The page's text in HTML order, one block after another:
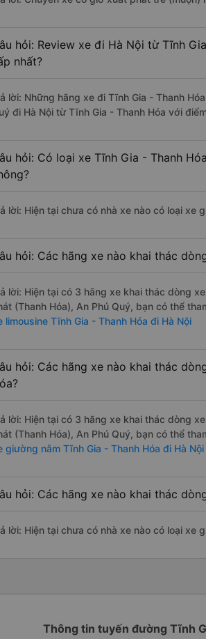
hỏi: Review xe đi Hà Nội từ Tĩnh
nhất?
lời: Những hãng xe đi Tĩnh Gia - Thanh
đi Hà Nội từ Tĩnh Gia - Thanh Hóa với
hỏi: Có loại xe Tĩnh Gia - Thanh
lời: Hiện tại chưa có nhà xe nào có loại xe
hỏi: Các hãng xe nào khai thác
lời: Hiện tại có 3 hãng xe khai thác dòng
(Thanh Hóa), An Phú Quý, bạn có thể
limousine Tĩnh Gia - Thanh Hóa đi Hà Nội
hỏi: Các hãng xe nào khai thác
lời: Hiện tại có 3 hãng xe khai thác dòng
(Thanh Hóa), An Phú Quý, bạn có thể
giường nằm Tĩnh Gia - Thanh Hóa đi Hà Nội
hỏi: Các hãng xe nào khai thác
lời: Hiện tại chưa có nhà xe nào có loại xe
Thông tin tuyến đường Tĩnh